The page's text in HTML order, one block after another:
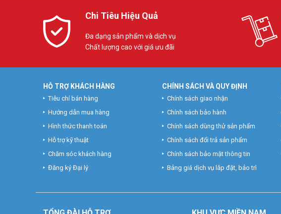
Chi Tiêu Hiệu Quả
Đa dạng sản phẩm và dịch vụ
Chất lượng cao với giá ưu đãi
HỖ TRỢ KHÁCH HÀNG
Tiêu chí bán hàng
Hướng dẫn mua hàng
Hình thức thanh toán
Hỗ trợ kỹ thuật
Chăm sóc khách hàng
Đăng ký Đại lý
CHÍNH SÁCH VÀ QUY ĐỊNH
Chính sách giao nhận
Chính sách bảo hành
Chính sách dùng thử sản phẩm
Chính sách đổi trả sản phẩm
Chính sách bảo mật thông tin
Bảng giá dịch vụ lắp đặt, bảo trì